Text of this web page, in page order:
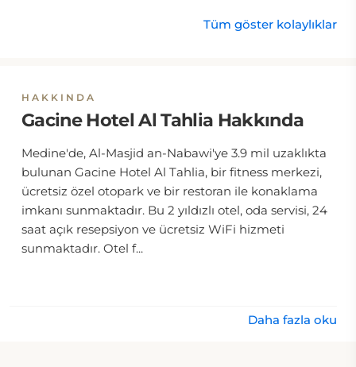
Tüm göster kolaylıklar
HAKKINDA
Gacine Hotel Al Tahlia Hakkında
Medine'de, Al-Masjid an-Nabawi'ye 3.9 mil uzaklıkta
bulunan Gacine Hotel Al Tahlia, bir fitness merkezi,
ücretsiz özel otopark ve bir restoran ile konaklama
imkanı sunmaktadır. Bu 2 yıldızlı otel, oda servisi, 24
saat açık resepsiyon ve ücretsiz WiFi hizmeti
sunmaktadır. Otel f...
Daha fazla oku